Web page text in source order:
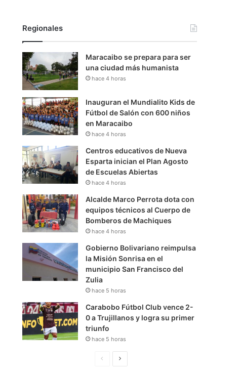
Regionales
Maracaibo se prepara para ser
una ciudad más humanista
hace 4 horas
Inauguran el Mundialito Kids de
Fútbol de Salón con 600 niños
en Maracaibo
hace 4 horas
Centros educativos de Nueva
Esparta inician el Plan Agosto
de Escuelas Abiertas
hace 4 horas
Alcalde Marco Perrota dota con
equipos técnicos al Cuerpo de
Bomberos de Machiques
hace 4 horas
Gobierno Bolivariano reimpulsa
la Misión Sonrisa en el
municipio San Francisco del
Zulia
hace 5 horas
Carabobo Fútbol Club vence 2-
0 a Trujillanos y logra su primer
triunfo
hace 5 horas
S